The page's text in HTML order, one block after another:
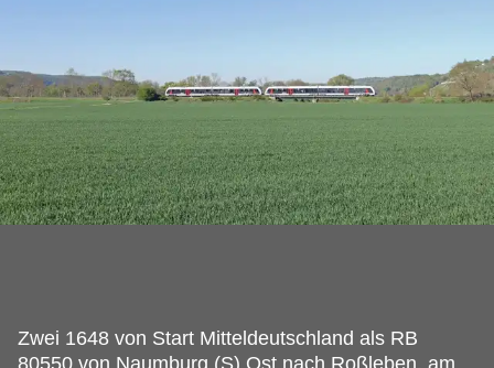
Zwei 1648 von Start Mitteldeutschland als RB
80550 von Naumburg (S) Ost nach Roßleben, am